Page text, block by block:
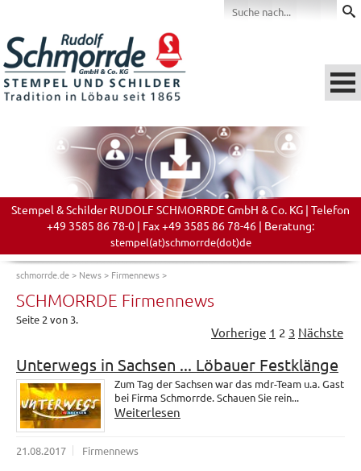
Stempel & Schilder RUDOLF SCHMORRDE GmbH & Co. KG | Telefon
+49 3585 86 78-0 | Fax +49 3585 86 78-46 | Beratung:
stempel(at)schmorrde(dot)de
schmorrde.de> News> Firmennews>
SCHMORRDE Firmennews
Seite 2 von 3.
Vorherige 1 2 3 Nächste
Unterwegs in Sachsen ... Löbauer Festklänge
Zum Tag der Sachsen war das mdr-Team u.a. Gast
bei Firma Schmorrde. Schauen Sie rein...
Weiterlesen
21.08.2017 Firmennews